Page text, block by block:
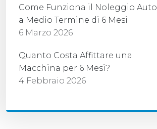
Come Funziona il Noleggio Auto
a Medio Termine di 6 Mesi
6 Marzo 2026
Quanto Costa Affittare una
Macchina per 6 Mesi?
4 Febbraio 2026